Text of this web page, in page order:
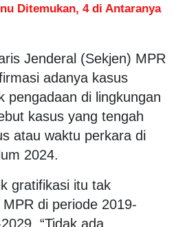
Ditemukan, 4 di Antaranya
Jenderal (Sekjen) MPR
adanya kasus
pengadaan di lingkungan
kasus yang tengah
atau waktu perkara di
2024.
gratifikasi itu tak
di periode 2019-
“Tidak ada